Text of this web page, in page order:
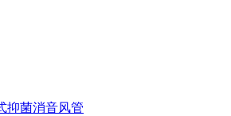
抑菌消音风管